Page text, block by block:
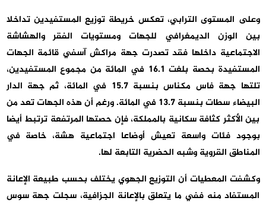
وعلى المستوى الترابي، تعكس خريطة توزيع المستفيدين تداخلا
بين الوزن الديمغرافي للجهات ومستويات الفقر والهشاشة
الاجتماعية داخلها فقد تصدرت جهة مراكش آسفي قائمة الجهات
المستفيدة بحصة بلغت 16.1 في المائة من مجموع المستفيدين،
تلتها جهة فاس مكناس بنسبة 15.7 في المائة، ثم جهة الدار
البيضاء سطات بنسبة 13.7 في المائة. ورغم أن هذه الجهات تعد من
بين الأكثر كثافة سكانية بالمملكة، فإن حصتها المرتفعة ترتبط أيضا
بوجود فئات واسعة تعيش أوضاعا اجتماعية هشة، خاصة في
المناطق القروية وشبه الحضرية التابعة لها.
وكشفت المعطيات أن التوزيع الجهوي يختلف بحسب طبيعة الإعانة
المستفاد منه ففي ما يتعلق بالإعانة الجزافية، سجلت جهة سوس